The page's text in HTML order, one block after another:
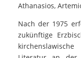
Athanasios,
Nach der 1975
zukünftige